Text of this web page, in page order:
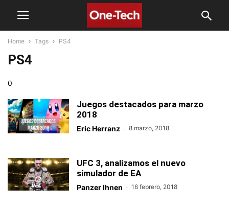
Home Tags PS4
PS4
0
Juegos destacados para marzo
2018
Eric Herranz - 8 marzo, 2018
UFC 3, analizamos el nuevo
simulador de EA
Panzer Ihnen - 16 febrero, 2018